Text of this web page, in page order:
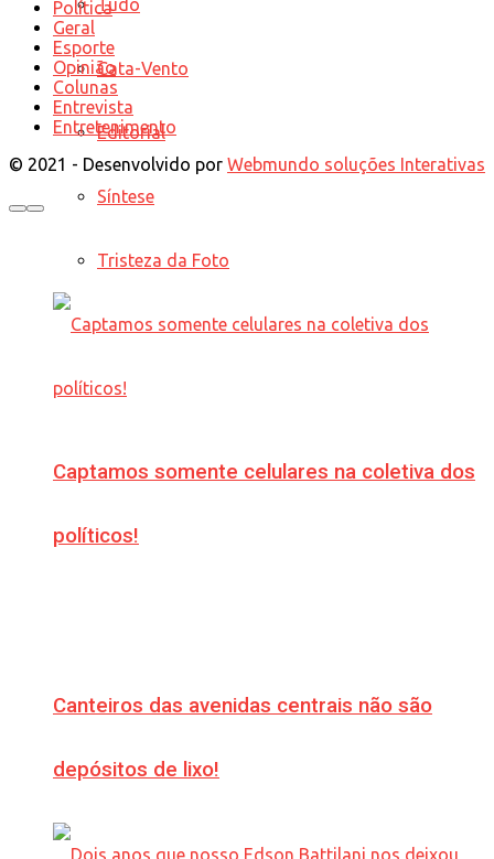
Tudo
Cata-Vento
Editorial
Síntese
Tristeza da Foto
Captamos somente celulares na coletiva dos
políticos!
Canteiros das avenidas centrais não são
depósitos de lixo!
Política
Geral
Esporte
Opinião
Colunas
Entrevista
Entretenimento
© 2021 - Desenvolvido por Webmundo soluções Interativas